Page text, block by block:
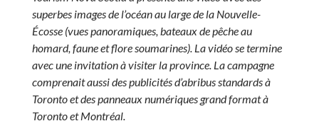
superbes images de l’océan au large de la Nouvelle-
Écosse (vues panoramiques, bateaux de pêche au
homard, faune et flore soumarines). La vidéo se termine
avec une invitation à visiter la province. La campagne
comprenait aussi des publicités d’abribus standards à
Toronto et des panneaux numériques grand format à
Toronto et Montréal.